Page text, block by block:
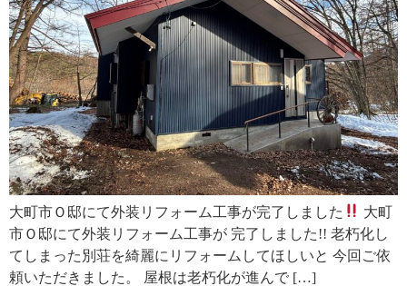
大町市Ｏ邸にて外装リフォーム工事が完了しました
大町
市Ｏ邸にて外装リフォーム工事が 完了しました!! 老朽化し
てしまった別荘を綺麗にリフォームしてほしいと 今回ご依
頼いただきました。 屋根は老朽化が進んで […]